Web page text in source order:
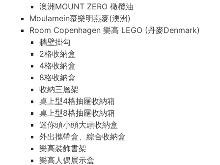
澳洲MOUNT ZERO 橄欖油
Moulamein慕樂明燕麥(澳洲)
Room Copenhagen 樂高 LEGO (丹麥Denmark)
牆壁掛勾
2格收納盒
4格收納盒
8格收納盒
收納三層架
桌上型4格抽屜收納箱
桌上型8格抽屜收納箱
迷你頭小頭大頭收納盒
外出攜帶盒、綜合收納盒
樂高裝飾書架
樂高人偶展示盒